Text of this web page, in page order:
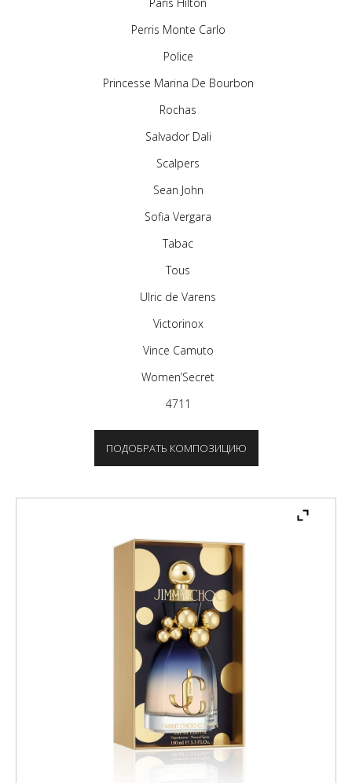
Perris Monte Carlo
Police
Princesse Marina De Bourbon
Rochas
Salvador Dali
Scalpers
Sean John
Sofia Vergara
Tabac
Tous
Ulric de Varens
Victorinox
Vince Camuto
Women’Secret
4711
ПОДОБРАТЬ КОМПОЗИЦИЮ